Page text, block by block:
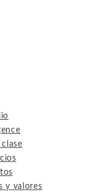
y valores